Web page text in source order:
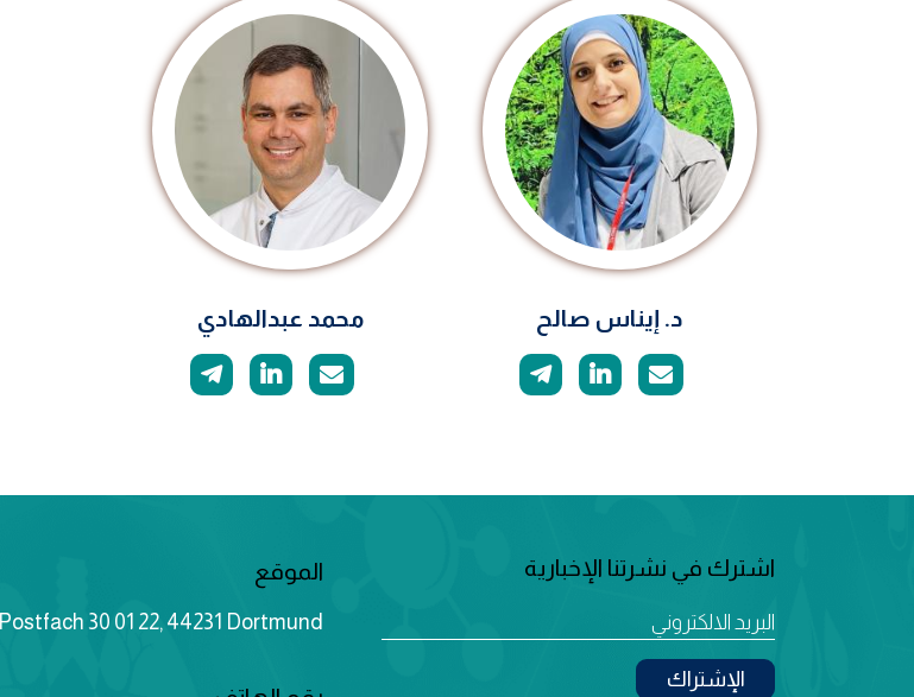
د. إيناس صالح محمد عبدالهادي
اشترك في نشرتنا الإخبارية
الإشتراك
الموقع
Postfach 30 01 22, 44231 Dortmund